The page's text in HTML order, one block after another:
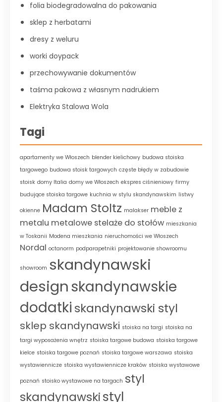
folia biodegradowalna do pakowania
sklep z herbatami
dresy z weluru
worki doypack
przechowywanie dokumentów
taśma pakowa z własnym nadrukiem
Elektryka Stalowa Wola
Tagi
apartamenty we Włoszech blender kielichowy budowa stoiska
targowego budowa stoisk targowych częste błędy w zabudowie
stoisk domy Italia domy we Włoszech ekspres ciśnieniowy firmy
budujące stoiska targowe kuchnia w stylu skandynawskim listwy
okienne Madam Stoltz malakser meble z
metalu metalowe stelaże do stołów mieszkania
w Toskanii Modena mieszkania nieruchomości we Włoszech
Nordal octanorm podparapetniki projektowanie showroomu
showroom skandynawski
designskandynawskie
dodatki skandynawski styl
sklep skandynawski stoiska na targi stoiska na
targi wyposażenia wnętrz stoiska targowe budowa stoiska targowe
kielce stoiska targowe poznań stoiska targowe warszawa stoiska
wystawiennicze stoiska wystawiennicze kraków stoiska wystawowe
poznań stoisko wystawowe na targach styl
skandynawskistyl